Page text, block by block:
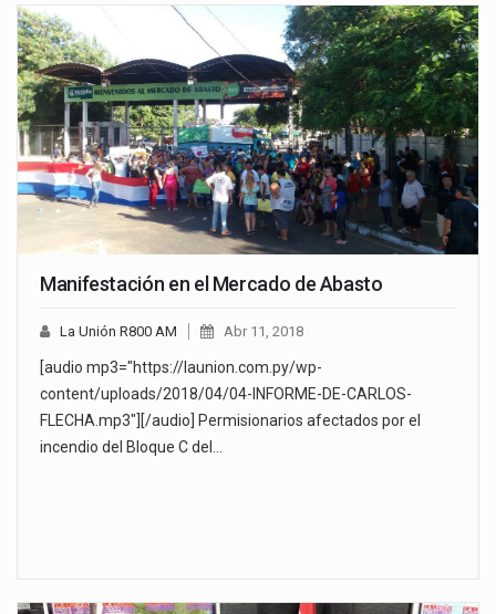
Manifestación en el Mercado de Abasto
La Unión R800 AM Abr 11, 2018
[audio mp3="https://launion.com.py/wp-
content/uploads/2018/04/04-INFORME-DE-CARLOS-
FLECHA.mp3"][/audio] Permisionarios afectados por el
incendio del Bloque C del…